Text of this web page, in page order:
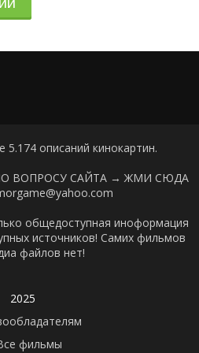
5.174 описаний кинокартин.
ВОПРОСУ САЙТА → ЖМИ СЮДА
общедоступная иноформация
источников! Самих фильмов
файлов нет!
2025
фильмы